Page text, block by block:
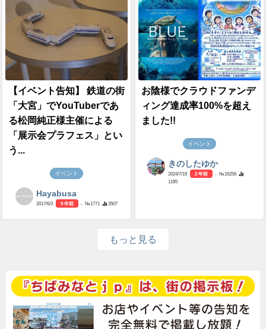
【イベント告知】 鉄道の街
「大宮」でYouTuberであ
る松岡純正様主催による
「展示会プラフェス」とい
う...
イベント
Hayabusa
2017/6/3 9 年前 - №1771 3507
お陰様でクラウドファンデ
ィング達成率100%を超え
ました!!
イベント
きのしたゆか
2024/7/19 2 年前
- №16256
1195
もっと見る